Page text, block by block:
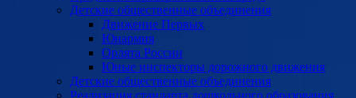
Детские общественные объединения
Движение Первых
Юнармия
Орлята России
Юные инспекторы дорожного движения
Детские общественные объединения
Реализация стандарта дошкольного образования